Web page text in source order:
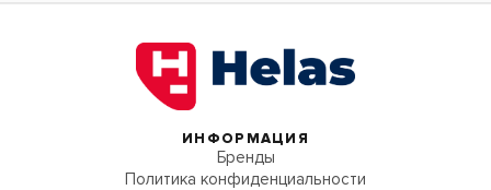
ИНФОРМАЦИЯ
Бренды
Политика конфиденциальности